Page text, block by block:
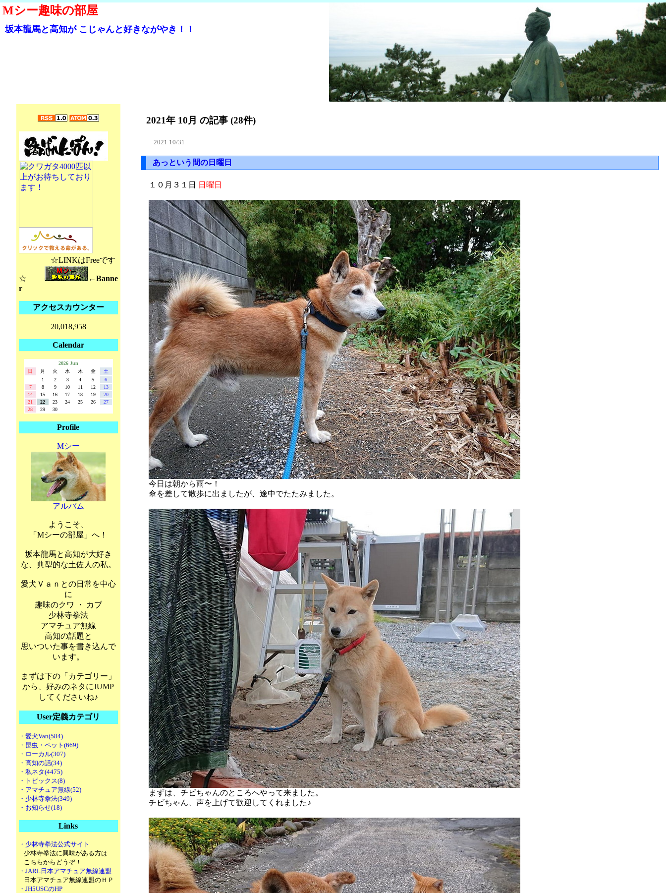
Mシー趣味の部屋
坂本龍馬と高知が こじゃんと好きながやき！！
☆LINKはFreeです
☆
←Banne
r
アクセスカウンター
20,018,958
Calendar
2026 Jun
日
月 火 水 木 金
土
1
2 3 4 5
6
7
8 9 10 11 12
13
14
15 16 17 18 19
20
21
22 23 24 25 26
27
28
29 30
Profile
Mシー
アルバム
ようこそ、
「Mシーの部屋」へ！
坂本龍馬と高知が大好き
な、典型的な土佐人の私。
愛犬Ｖａｎとの日常を中心
に
趣味のクワ ・ カブ
少林寺拳法
アマチュア無線
高知の話題と
思いついた事を書き込んで
います。
まずは下の「カテゴリー」
から、好みのネタにJUMP
してくださいね♪
User定義カテゴリ
・愛犬Van(584)
・昆虫・ペット(669)
・ローカル(307)
・高知の話(34)
・私ネタ(4475)
・トピックス(8)
・アマチュア無線(52)
・少林寺拳法(349)
・お知らせ(18)
Links
・少林寺拳法公式サイト
少林寺拳法に興味がある方は
こちらからどうぞ！
・JARL日本アマチュア無線連盟
日本アマチュア無線連盟のＨＰ
・JH5USCのHP
2021年 10月 の記事 (28件)
2021 10/31
あっという間の日曜日
１０月３１日 日曜日
今日は朝から雨〜！
傘を差して散歩に出ましたが、途中でたたみました。
まずは、チビちゃんのところへやって来ました。
チビちゃん、声を上げて歓迎してくれました♪